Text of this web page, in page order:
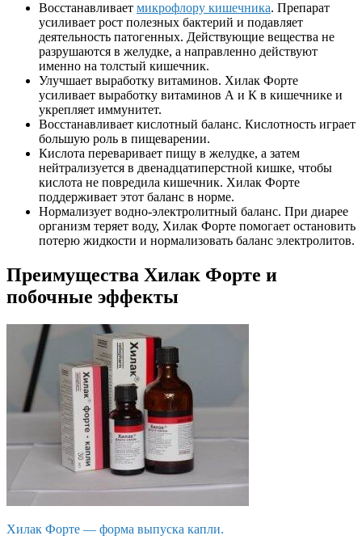
Восстанавливает микрофлору кишечника. Препарат
усиливает рост полезных бактерий и подавляет
деятельность патогенных. Действующие вещества не
разрушаются в желудке, а направленно действуют
именно на толстый кишечник.
Улучшает выработку витаминов. Хилак Форте
усиливает выработку витаминов А и К в кишечнике и
укрепляет иммунитет.
Восстанавливает кислотный баланс. Кислотность играет
большую роль в пищеварении.
Кислота переваривает пищу в желудке, а затем
нейтрализуется в двенадцатиперстной кишке, чтобы
кислота не повредила кишечник. Хилак Форте
поддерживает этот баланс в норме.
Нормализует водно-электролитный баланс. При диарее
организм теряет воду, Хилак Форте помогает остановить
потерю жидкости и нормализовать баланс электролитов.
Преимущества Хилак Форте и
побочные эффекты
Хилак Форте — форма выпуска капли.